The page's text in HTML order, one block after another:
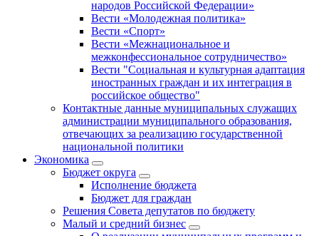
народов Российской Федерации»
Вести «Молодежная политика»
Вести «Спорт»
Вести «Межнациональное и
межконфессиональное сотрудничество»
Вести "Социальная и культурная адаптация
иностранных граждан и их интеграция в
российское общество"
Контактные данные муниципальных служащих
администрации муниципального образования,
отвечающих за реализацию государственной
национальной политики
Экономика
Бюджет округa
Исполнение бюджета
Бюджет для граждан
Решения Совета депутатов по бюджету
Малый и средний бизнес